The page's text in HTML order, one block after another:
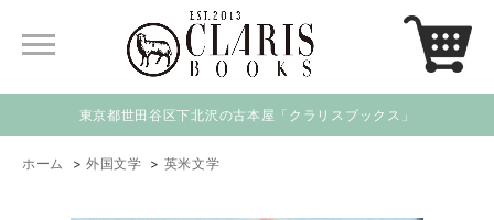
東京都世田谷区下北沢の古本屋「クラリスブックス」
ホーム > 外国文学 > 英米文学